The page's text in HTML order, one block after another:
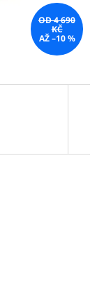
OD 4 690
KČ
AŽ –10 %